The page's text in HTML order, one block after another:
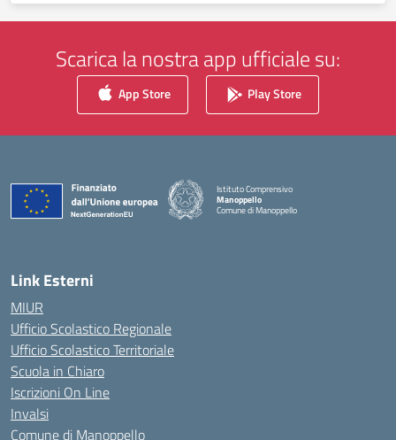
Scarica la nostra app ufficiale su:
App Store Play Store
Istituto Comprensivo
Manoppello
Comune di Manoppello
— Visita la pagina iniziale della scuola
Link Esterni
MIUR
Ufficio Scolastico Regionale
Ufficio Scolastico Territoriale
Scuola in Chiaro
Iscrizioni On Line
Invalsi
Comune di Manoppello